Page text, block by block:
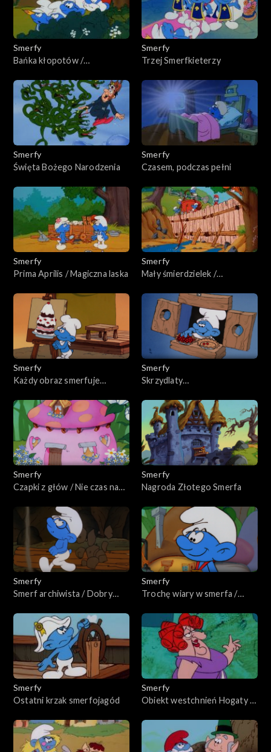
Smerfy
Bańka kłopotów /
Smerfy
Trzej Smerfkieterzy
Smerfy
Święta Bożego Narodzenia
Smerfy
Czasem, podczas pełni
Smerfy
Prima Aprilis / Magiczna laska
Smerfy
Mały śmierdzielek /
Smerfy
Każdy obraz smerfuje
Smerfy
Skrzydlaty
telesmerf
Smerfy
Czapki z głów / Nie czas na
Smerfy
Nagroda Złotego Smerfa
Smerfy
Smerf archiwista / Dobry
Smerfy
Trochę wiary w smerfa /
Smerfy
Ostatni krzak smerfojagód
Smerfy
Obiekt westchnień Hogaty /